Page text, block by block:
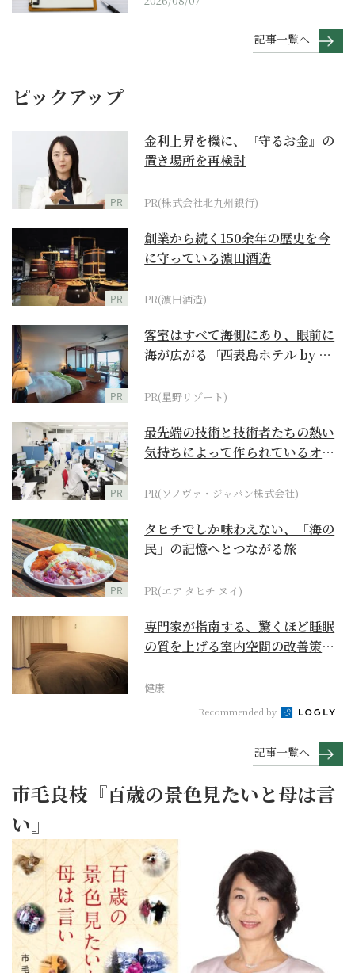
記事一覧へ
ピックアップ
PR
金利上昇を機に、『守るお金』の
置き場所を再検討
PR(株式会社北九州銀行)
PR
創業から続く150余年の歴史を今
に守っている濵田酒造
PR(濵田酒造)
PR
客室はすべて海側にあり、眼前に
海が広がる『西表島ホテル by 星
PR(星野リゾート)
PR
最先端の技術と技術者たちの熱い
気持ちによって作られているオー
PR(ソノヴァ・ジャパン株式会社)
PR
タヒチでしか味わえない、「海の
民」の記憶へとつながる旅
PR(エア タヒチ ヌイ)
専門家が指南する、驚くほど睡眠
の質を上げる室内空間の改善策と
健康
Recommended by
記事一覧へ
市毛良枝『百歳の景色見たいと母は言
い』